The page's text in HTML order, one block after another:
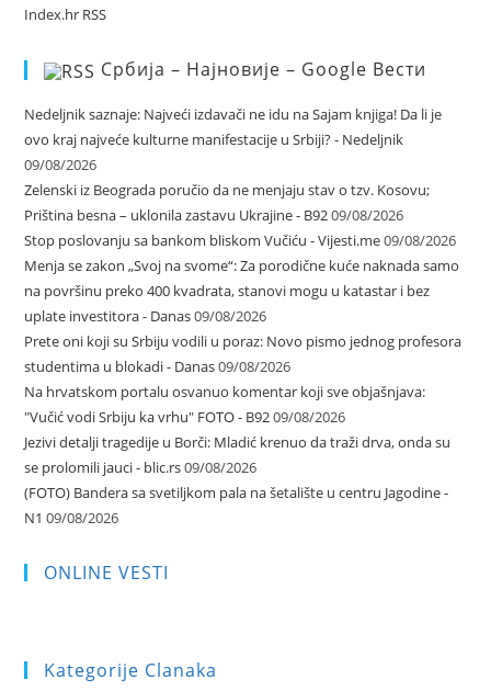
Index.hr RSS
Србија – Најновије – Google Вести
Nedeljnik saznaje: Najveći izdavači ne idu na Sajam knjiga! Da li je
ovo kraj najveće kulturne manifestacije u Srbiji? - Nedeljnik
09/08/2026
Zelenski iz Beograda poručio da ne menjaju stav o tzv. Kosovu;
Priština besna – uklonila zastavu Ukrajine - B9209/08/2026
Stop poslovanju sa bankom bliskom Vučiću - Vijesti.me09/08/2026
Menja se zakon „Svoj na svome“: Za porodične kuće naknada samo
na površinu preko 400 kvadrata, stanovi mogu u katastar i bez
uplate investitora - Danas09/08/2026
Prete oni koji su Srbiju vodili u poraz: Novo pismo jednog profesora
studentima u blokadi - Danas09/08/2026
Na hrvatskom portalu osvanuo komentar koji sve objašnjava:
"Vučić vodi Srbiju ka vrhu" FOTO - B9209/08/2026
Jezivi detalji tragedije u Borči: Mladić krenuo da traži drva, onda su
se prolomili jauci - blic.rs09/08/2026
(FOTO) Bandera sa svetiljkom pala na šetalište u centru Jagodine -
N1 09/08/2026
ONLINE VESTI
Kategorije Clanaka